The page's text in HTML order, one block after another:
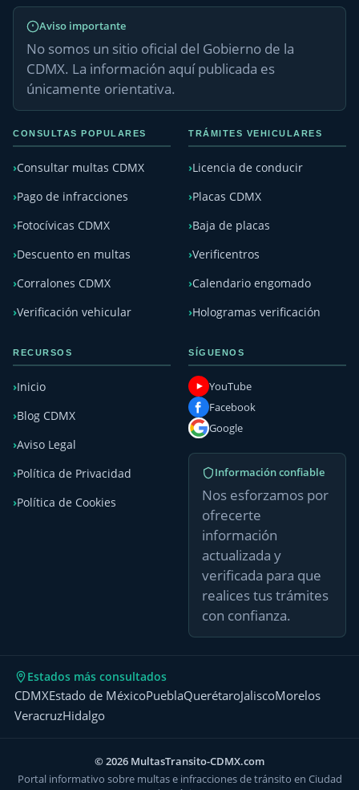
Aviso importante
No somos un sitio oficial del Gobierno de la
CDMX. La información aquí publicada es
únicamente orientativa.
CONSULTAS POPULARES
Consultar multas CDMX
Pago de infracciones
Fotocívicas CDMX
Descuento en multas
Corralones CDMX
Verificación vehicular
TRÁMITES VEHICULARES
Licencia de conducir
Placas CDMX
Baja de placas
Verificentros
Calendario engomado
Hologramas verificación
RECURSOS
Inicio
Blog CDMX
Aviso Legal
Política de Privacidad
Política de Cookies
SÍGUENOS
YouTube
Facebook
Google
Información confiable
Nos esforzamos por
ofrecerte
información
actualizada y
verificada para que
realices tus trámites
con confianza.
Estados más consultados
CDMXEstado de MéxicoPueblaQuerétaroJaliscoMorelos
VeracruzHidalgo
© 2026 MultasTransito-CDMX.com
Portal informativo sobre multas e infracciones de tránsito en Ciudad